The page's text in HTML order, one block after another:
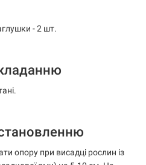
- 2 шт.
опору при висадці рослин із